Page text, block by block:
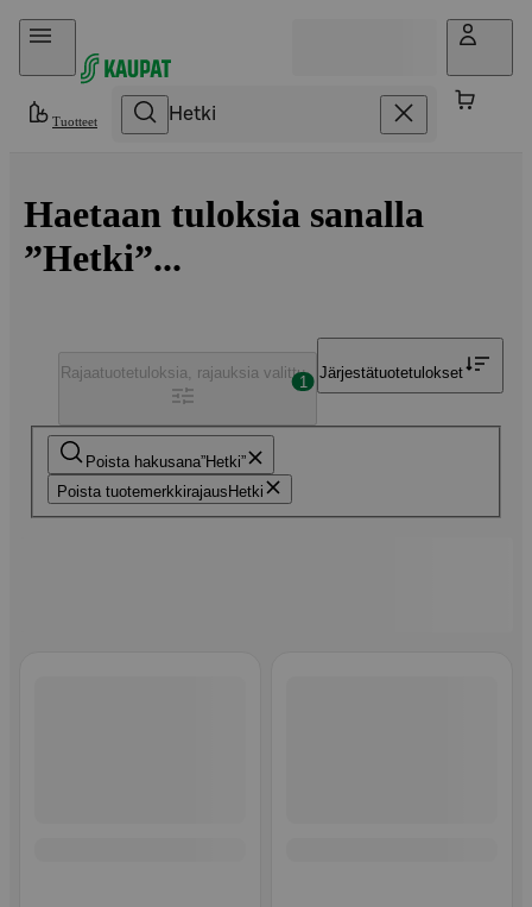
Hyppää sisältöön
Tuotteet
Haetaan tuloksia sanalla
”Hetki”...
Poista hakusana Hetki
Poista tuotemerkkirajaus Hetki
Rajaatuotetuloksia, rajauksia valittu
1
Järjestätuotetulokset